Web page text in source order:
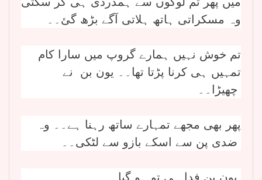
وہ مسکراتی ہاتھ ہلاتی آگے بڑھ گئ۔۔
تم خوش نہیں ہمارے گروپ میں سارا کام
تمہیں ہی کرنا پڑتا تھا۔۔ یون بن نے
پھر بھی مجھے تمہارے ساتھ رہنا ہے۔۔ وہ